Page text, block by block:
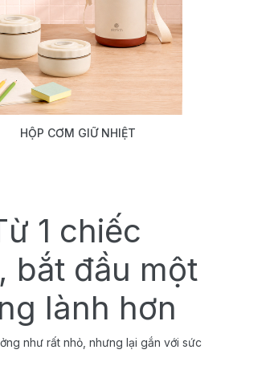
HỘP CƠM GIỮ NHIỆT
1 chiếc
bắt đầu một
lành hơn
như rất nhỏ, nhưng lại gắn với sức